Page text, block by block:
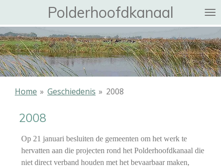
naar
de
hoofdinhoud
Polderhoofdkanaal
Home » Geschiedenis » 2008
2008
Op 21 januari besluiten de gemeenten om het werk te
hervatten aan die projecten rond het Polderhoofdkanaal die
niet direct verband houden met het bevaarbaar maken,